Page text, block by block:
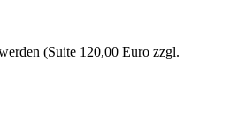
(Suite 120,00 Euro zzgl.